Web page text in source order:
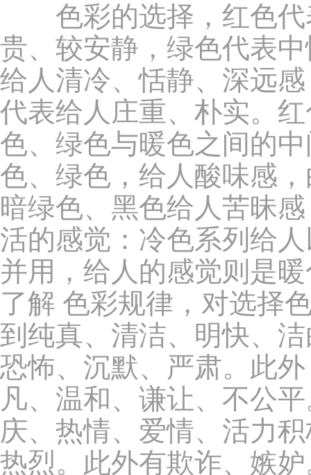
色彩的选择，红色代
贵、较安静，绿色代表
给人清冷、恬静、深远
代表给人庄重、朴实。
色、绿色与暖色之间的
色、绿色，给人酸味感
暗绿色、黑色给人苦昧
活的感觉：冷色系列给
并用，给人的感觉则是
了解 色彩规律，对选择
到纯真、清洁、明快、
恐怖、沉默、严肃。此
凡、温和、谦让、不公
庆、热情、爱情、活力
热烈。此外有欺诈、嫉